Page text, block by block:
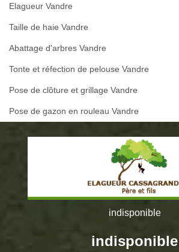
Elagueur Vandre
Taille de haie Vandre
Abattage d'arbres Vandre
Tonte et réfection de pelouse Vandre
Pose de clôture et grillage Vandre
Pose de gazon en rouleau Vandre
indisponible
indisponible